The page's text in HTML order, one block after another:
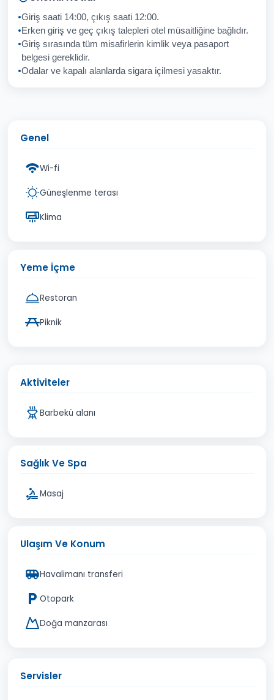
İptal Gönder
Giriş saati 14:00, çıkış saati 12:00.
Erken giriş ve geç çıkış talepleri otel müsaitliğine bağlıdır.
Giriş sırasında tüm misafirlerin kimlik veya pasaport
belgesi gereklidir.
Odalar ve kapalı alanlarda sigara içilmesi yasaktır.
Genel
Wi-fi
Güneşlenme terası
Klima
Yeme İçme
Restoran
Piknik
Aktiviteler
Barbekü alanı
Sağlık Ve Spa
Masaj
Ulaşım Ve Konum
Havalimanı transferi
Otopark
Doğa manzarası
Servisler